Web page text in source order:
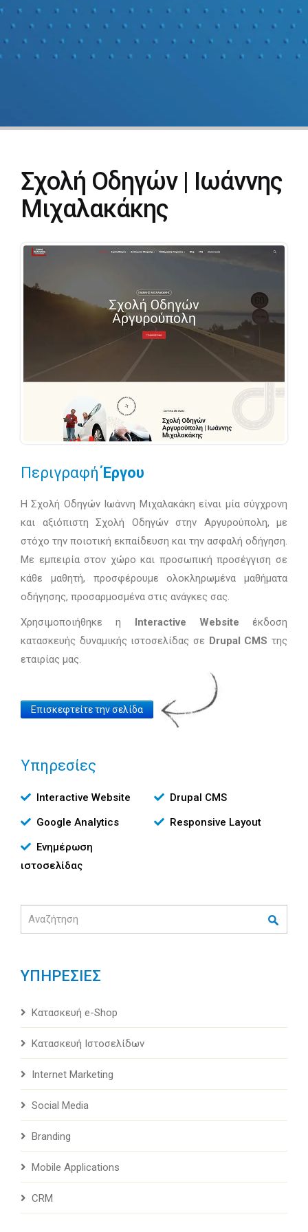
Σχολή Οδηγών | Ιωάννης
Μιχαλακάκης
ΠεριγραφήΈργου
Η Σχολή Οδηγών Ιωάννη Μιχαλακάκη είναι μία σύγχρονη
και αξιόπιστη Σχολή Οδηγών στην Αργυρούπολη, με
στόχο την ποιοτική εκπαίδευση και την ασφαλή οδήγηση.
Με εμπειρία στον χώρο και προσωπική προσέγγιση σε
κάθε μαθητή, προσφέρουμε ολοκληρωμένα μαθήματα
οδήγησης, προσαρμοσμένα στις ανάγκες σας.
Χρησιμοποιήθηκε η Interactive Website έκδοση
κατασκευής δυναμικής ιστοσελίδας σε Drupal CMS της
εταιρίας μας.
Website
Επισκεφτείτε την σελίδα
Υπηρεσίες
Υπηρεσίες
Interactive Website
Drupal CMS
Google Analytics
Responsive Layout
Ενημέρωση
ιστοσελίδας
ΥΠΗΡΕΣΙΕΣ
Κατασκευή e-Shop
Κατασκευή Ιστοσελίδων
Internet Marketing
Social Media
Branding
Mobile Applications
CRM